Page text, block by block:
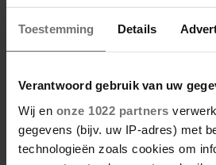
Toestemming Details
Verantwoord gebruik van uw
Wij en onze 1022 partners
gegevens (bijv. uw IP-adres) met
technologieën zoals cookies om